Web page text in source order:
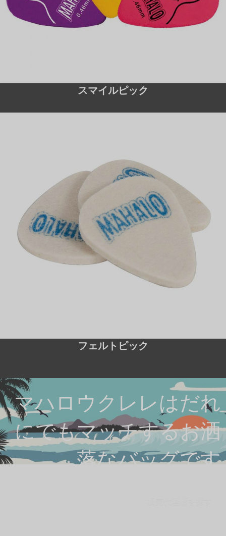
スマイルピック
フェルトピック
マハロウクレレはだれ
にでもマッチするお洒
落なバッグです